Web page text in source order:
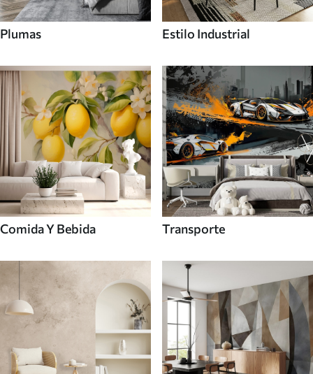
Plumas Estilo Industrial
Comida Y Bebida Transporte